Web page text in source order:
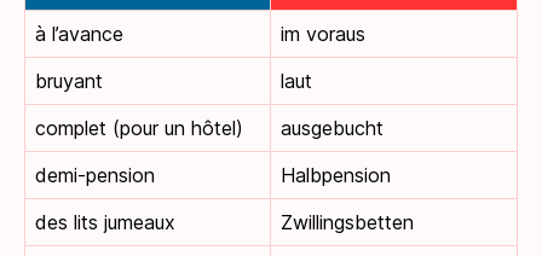
à l’avance
im voraus
bruyant
laut
complet (pour un hôtel)
ausgebucht
demi-pension
Halbpension
des lits jumeaux
Zwillingsbetten